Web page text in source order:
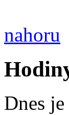
nahoru
Dnes je